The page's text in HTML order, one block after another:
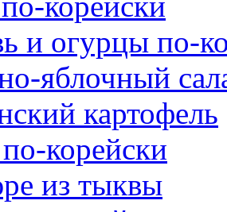
и огурцы по-
яблочный
картофель
корейски
из тыквы